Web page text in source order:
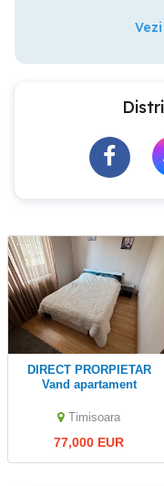
DIRECT PRORPIETAR
Vand apartament
zona Dacia (in spatele
Timisoara
77,000 EUR